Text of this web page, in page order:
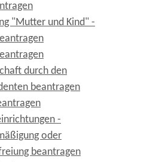
"Mutter und Kind" -
durch den
beantragen
-
oder
beantragen